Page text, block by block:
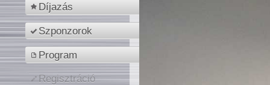
Díjazás
Szponzorok
Program
Regisztráció